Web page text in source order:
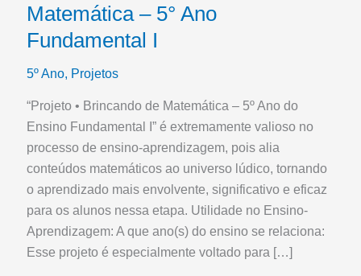
Matemática – 5° Ano
Fundamental I
5º Ano, Projetos
“Projeto • Brincando de Matemática – 5º Ano do
Ensino Fundamental I” é extremamente valioso no
processo de ensino-aprendizagem, pois alia
conteúdos matemáticos ao universo lúdico, tornando
o aprendizado mais envolvente, significativo e eficaz
para os alunos nessa etapa. Utilidade no Ensino-
Aprendizagem: A que ano(s) do ensino se relaciona:
Esse projeto é especialmente voltado para […]